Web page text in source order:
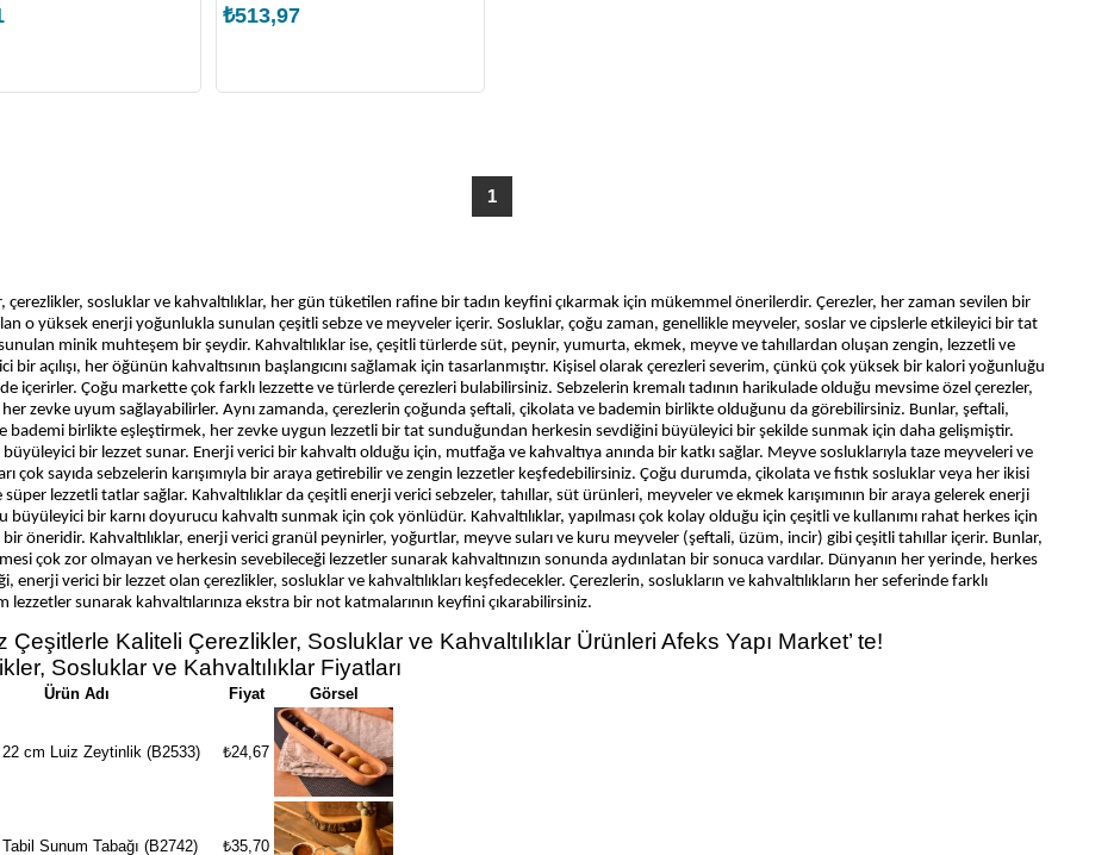
₺513,97
1
çerezlikler, sosluklar ve kahvaltılıklar, her gün tüketilen rafine bir tadın keyfini çıkarmak için mükemmel önerilerdir. Çerezler, her zaman sevilen bir
o yüksek enerji yoğunlukla sunulan çeşitli sebze ve meyveler içerir. Sosluklar, çoğu zaman, genellikle meyveler, soslar ve cipslerle etkileyici bir tat
minik muhteşem bir şeydir. Kahvaltılıklar ise, çeşitli türlerde süt, peynir, yumurta, ekmek, meyve ve tahıllardan oluşan zengin, lezzetli ve
bir açılışı, her öğünün kahvaltısının başlangıcını sağlamak için tasarlanmıştır. Kişisel olarak çerezleri severim, çünkü çok yüksek bir kalori yoğunluğu
içerirler. Çoğu markette çok farklı lezzette ve türlerde çerezleri bulabilirsiniz. Sebzelerin kremalı tadının harikulade olduğu mevsime özel çerezler,
zevke uyum sağlayabilirler. Aynı zamanda, çerezlerin çoğunda şeftali, çikolata ve bademin birlikte olduğunu da görebilirsiniz. Bunlar, şeftali,
bademi birlikte eşleştirmek, her zevke uygun lezzetli bir tat sunduğundan herkesin sevdiğini büyüleyici bir şekilde sunmak için daha gelişmiştir.
büyüleyici bir lezzet sunar. Enerji verici bir kahvaltı olduğu için, mutfağa ve kahvaltıya anında bir katkı sağlar. Meyve sosluklarıyla taze meyveleri ve
çok sayıda sebzelerin karışımıyla bir araya getirebilir ve zengin lezzetler keşfedebilirsiniz. Çoğu durumda, çikolata ve fıstık sosluklar veya her ikisi
süper lezzetli tatlar sağlar. Kahvaltılıklar da çeşitli enerji verici sebzeler, tahıllar, süt ürünleri, meyveler ve ekmek karışımının bir araya gelerek enerji
büyüleyici bir karnı doyurucu kahvaltı sunmak için çok yönlüdür. Kahvaltılıklar, yapılması çok kolay olduğu için çeşitli ve kullanımı rahat herkes için
bir öneridir. Kahvaltılıklar, enerji verici granül peynirler, yoğurtlar, meyve suları ve kuru meyveler (şeftali, üzüm, incir) gibi çeşitli tahıllar içerir. Bunlar,
çok zor olmayan ve herkesin sevebileceği lezzetler sunarak kahvaltınızın sonunda aydınlatan bir sonuca vardılar. Dünyanın her yerinde, herkes
enerji verici bir lezzet olan çerezlikler, sosluklar ve kahvaltılıkları keşfedecekler. Çerezlerin, soslukların ve kahvaltılıkların her seferinde farklı
lezzetler sunarak kahvaltılarınıza ekstra bir not katmalarının keyfini çıkarabilirsiniz.
Çeşitlerle Kaliteli Çerezlikler, Sosluklar ve Kahvaltılıklar Ürünleri Afeks Yapı Market’ te!
Sosluklar ve Kahvaltılıklar Fiyatları
Ürün Adı Fiyat Görsel
22 cm Luiz Zeytinlik (B2533) ₺24,67
Sunum Tabağı (B2742) ₺35,70